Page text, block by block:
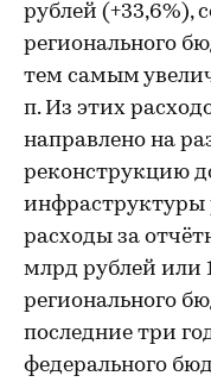
рублей (+33,6%),
регионального
тем самым
п. Из этих
направлено на
реконструкцию
инфраструктуры
расходы за
млрд рублей или
регионального
последние три
федерального